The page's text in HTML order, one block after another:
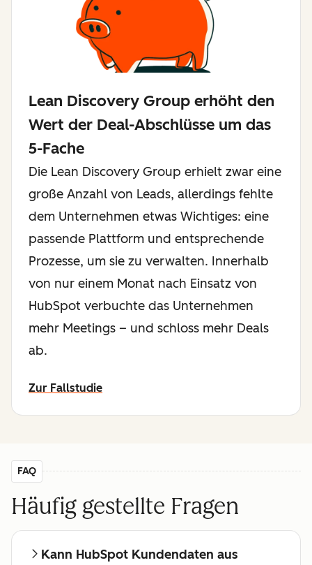
Lean Discovery Group erhöht den
Wert der Deal-Abschlüsse um das
5-Fache
Die Lean Discovery Group erhielt zwar eine
große Anzahl von Leads, allerdings fehlte
dem Unternehmen etwas Wichtiges: eine
passende Plattform und entsprechende
Prozesse, um sie zu verwalten. Innerhalb
von nur einem Monat nach Einsatz von
HubSpot verbuchte das Unternehmen
mehr Meetings – und schloss mehr Deals
ab.
Zur Fallstudie
FAQ
Häufig gestellte Fragen
Kann HubSpot Kundendaten aus